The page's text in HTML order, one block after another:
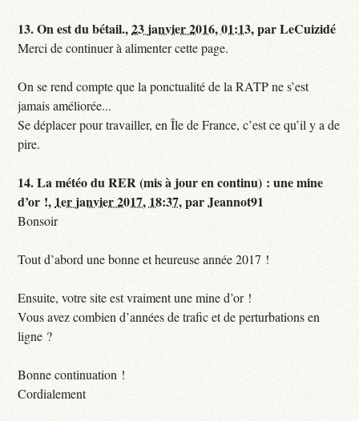
13.On est du bétail.,23 janvier 2016, 01:13,parLeCuizidé
Merci de continuer à alimenter cette page.
On se rend compte que la ponctualité de la RATP ne s’est
jamais améliorée...
Se déplacer pour travailler, en Île de France, c’est ce qu’il y a de
pire.
14.La météo du RER (mis à jour en continu) : une mine
d’or !, 1er janvier 2017, 18:37,parJeannot91
Bonsoir
Tout d’abord une bonne et heureuse année 2017 !
Ensuite, votre site est vraiment une mine d’or !
Vous avez combien d’années de trafic et de perturbations en
ligne ?
Bonne continuation !
Cordialement